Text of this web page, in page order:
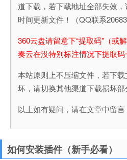
道下载，若下载地址全部失效
时间更新文件！（QQ联系
360云盘请留意下“提取码”（或
奏云在没特别标注情况下提取码
本站原则上不压缩文件，若下
坏，请切换其他渠道下载损坏部
以上如有疑问，请在文章中留言
如何安装插件（新手必看）